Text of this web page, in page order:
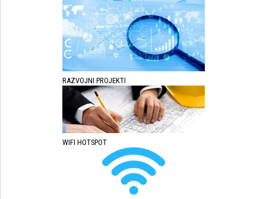
RAZVOJNI PROJEKTI
WIFI HOTSPOT